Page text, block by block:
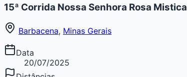
15ª Corrida Nossa Senhora Rosa Mistica
Barbacena, Minas Gerais
Data
20/07/2025